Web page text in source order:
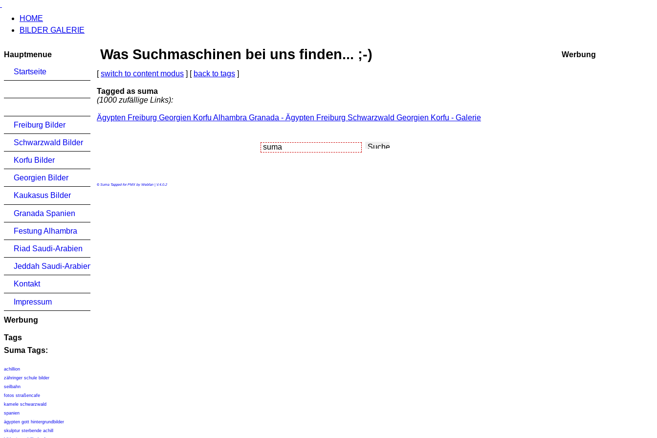
HOME
BILDER GALERIE
Hauptmenue
Startseite
Freiburg Bilder
Schwarzwald Bilder
Korfu Bilder
Georgien Bilder
Kaukasus Bilder
Granada Spanien
Festung Alhambra
Riad Saudi-Arabien
Jeddah Saudi-Arabien
Kontakt
Impressum
Werbung
Tags
Suma Tags:
achillion
zähringer schule bilder
seilbahn
fotos straßencafe
kamele schwarzwald
spanien
ägypten gott hintergrundbilder
skulptur sterbende achill
Was Suchmaschinen bei uns finden... ;-)
[switch to content modus ] [ back to tags ]
Tagged as suma
(1000 zufällige Links):
Ägypten Freiburg Georgien Korfu Alhambra Granada - Ägypten Freiburg Schwarzwald Georgien Korfu - Galerie
© Suma Tagged for PMX by Webfan | V.4.0.2
Werbung